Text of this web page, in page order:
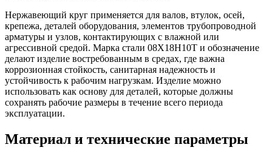
Нержавеющий круг применяется для валов, втулок, осей,
крепежа, деталей оборудования, элементов трубопроводной
арматуры и узлов, контактирующих с влажной или
агрессивной средой. Марка стали 08Х18Н10Т и обозначение
делают изделие востребованным в средах, где важна
коррозионная стойкость, санитарная надежность и
устойчивость к рабочим нагрузкам. Изделие можно
использовать как основу для деталей, которые должны
сохранять рабочие размеры в течение всего периода
эксплуатации.
Материал и технические параметры